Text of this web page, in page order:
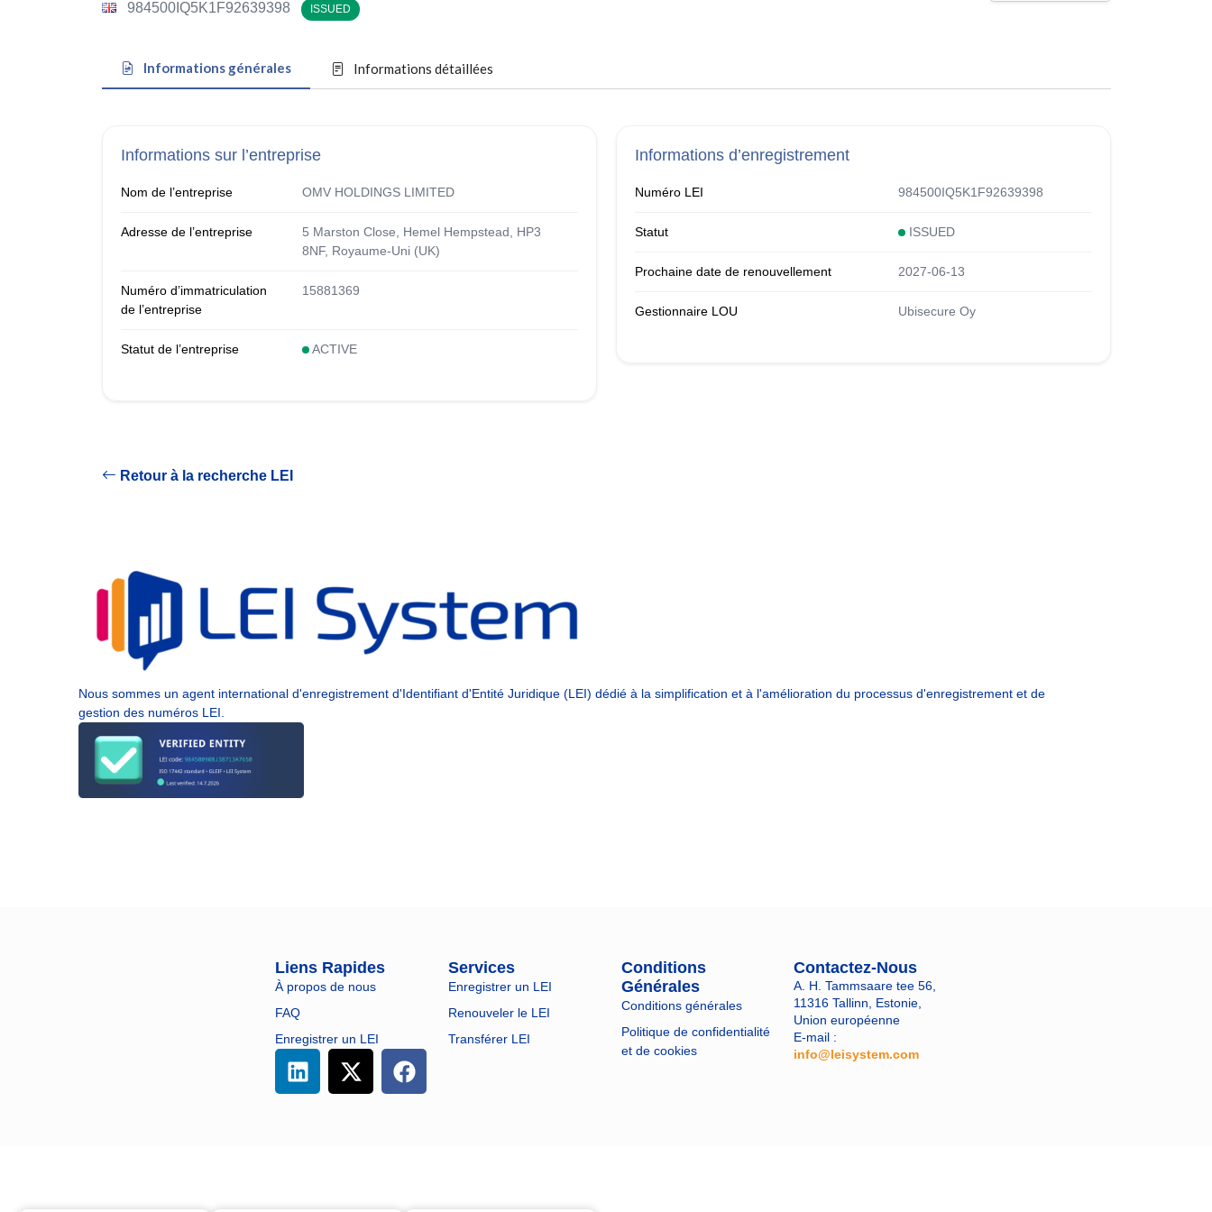
984500IQ5K1F92639398 ISSUED
Informations générales Informations détaillées
Informations sur l’entreprise
Nom de l’entreprise OMV HOLDINGS LIMITED
Adresse de l’entreprise
5 Marston Close, Hemel Hempstead, HP3
8NF, Royaume-Uni (UK)
Numéro d’immatriculation
de l’entreprise
15881369
Statut de l’entreprise ACTIVE
Informations d’enregistrement
Numéro LEI 984500IQ5K1F92639398
Statut ISSUED
Prochaine date de renouvellement 2027-06-13
Gestionnaire LOU Ubisecure Oy
Retour à la recherche LEI
Nous sommes un agent international d'enregistrement d'Identifiant d'Entité Juridique (LEI) dédié à la simplification et à l'amélioration du processus d'enregistrement et de
gestion des numéros LEI.
Liens Rapides
À propos de nous
FAQ
Enregistrer un LEI
Services
Enregistrer un LEI
Renouveler le LEI
Transférer LEI
Conditions
Générales
Conditions générales
Politique de confidentialité
et de cookies
Contactez-Nous
A. H. Tammsaare tee 56,
11316 Tallinn, Estonie,
Union européenne
E-mail :
info@leisystem.com